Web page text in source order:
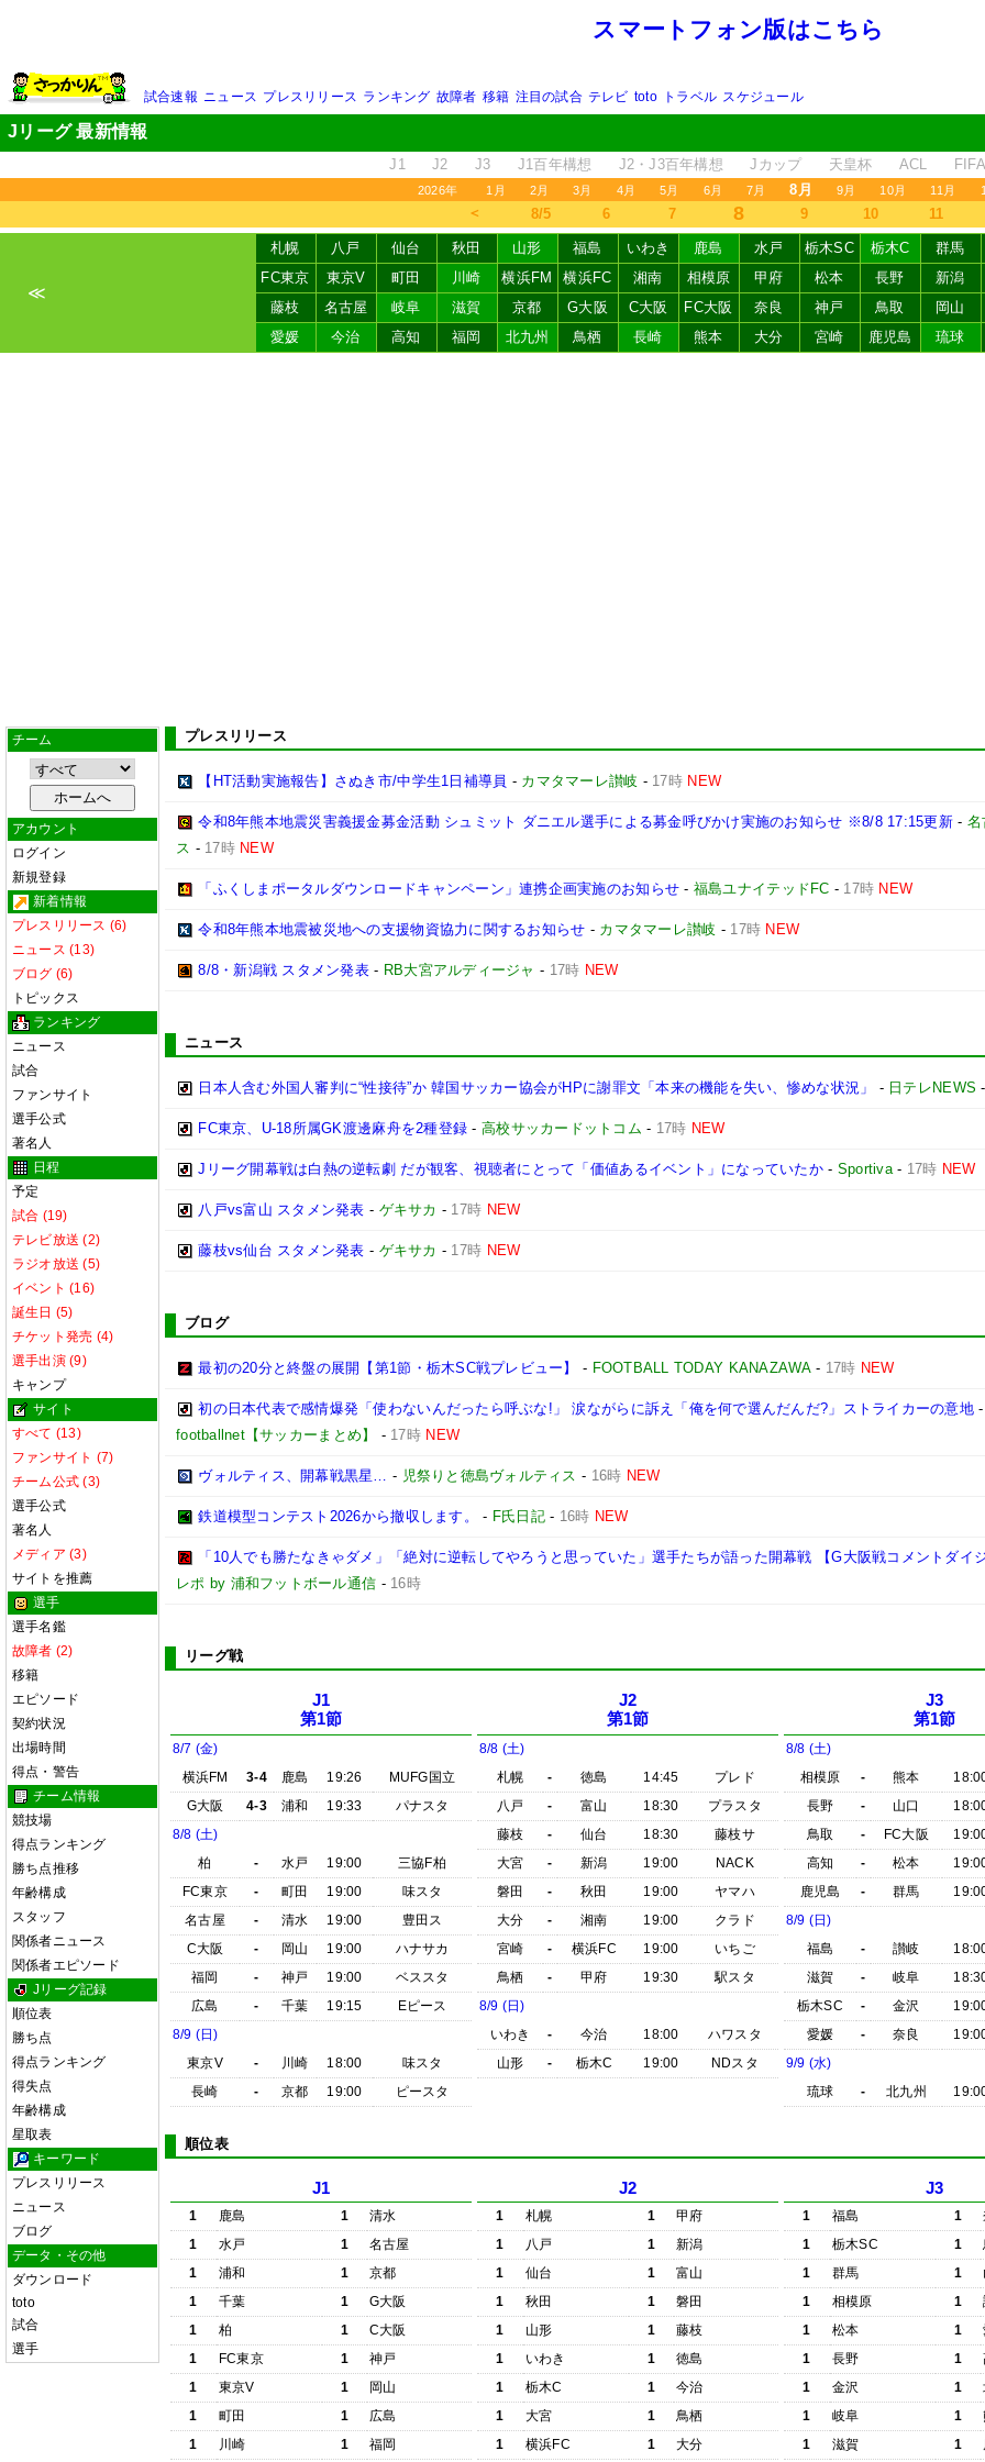
スマートフォン版はこちら
試合速報 ニュース プレスリリース ランキング 故障者 移籍 注目の試合 テレビ toto トラベル スケジュール
Jリーグ 最新情報
J1 J2 J3 J1百年構想 J2・J3百年構想 Jカップ 天皇杯 ACL
2026年 1月 2月 3月 4月 5月 6月 7月 8月 9月 10月 11月
＜ 8/5 6 7 8 9 10 11
≪
札幌 八戸 仙台 秋田 山形 福島 いわき 鹿島 水戸 栃木SC 栃木C 群馬
FC東京
東京V 町田 川崎 横浜FM 横浜FC 湘南 相模原 甲府 松本 長野 新潟
藤枝
名古屋 岐阜 滋賀 京都 G大阪 C大阪 FC大阪 奈良 神戸 鳥取 岡山
愛媛
今治 高知 福岡 北九州 鳥栖 長崎 熊本 大分 宮崎 鹿児島 琉球
チーム
アカウント
ログイン
新規登録
新着情報
プレスリリース (6)
ニュース (13)
ブログ (6)
トピックス
ランキング
ニュース
試合
ファンサイト
選手公式
著名人
日程
予定
試合 (19)
テレビ放送 (2)
ラジオ放送 (5)
イベント (16)
誕生日 (5)
チケット発売 (4)
選手出演 (9)
キャンプ
サイト
すべて (13)
ファンサイト (7)
チーム公式 (3)
選手公式
著名人
メディア (3)
サイトを推薦
選手
選手名鑑
故障者 (2)
移籍
エピソード
契約状況
出場時間
得点・警告
チーム情報
競技場
得点ランキング
勝ち点推移
年齢構成
スタッフ
関係者ニュース
関係者エピソード
Jリーグ記録
順位表
勝ち点
得点ランキング
得失点
年齢構成
星取表
キーワード
プレスリリース
ニュース
ブログ
データ・その他
ダウンロード
toto
試合
選手
プレスリリース
【HT活動実施報告】さぬき市/中学生1日補導員 - カマタマーレ讃岐 - 17時 NEW
令和8年熊本地震災害義援金募金活動 シュミット ダニエル選手による募金呼びかけ実施のお知らせ ※8/8 17:15更新 - 名
ス - 17時 NEW
「ふくしまポータルダウンロードキャンペーン」連携企画実施のお知らせ - 福島ユナイテッドFC - 17時 NEW
令和8年熊本地震被災地への支援物資協力に関するお知らせ - カマタマーレ讃岐 - 17時 NEW
8/8・新潟戦 スタメン発表 - RB大宮アルディージャ - 17時 NEW
ニュース
日本人含む外国人審判に“性接待”か 韓国サッカー協会がHPに謝罪文「本来の機能を失い、惨めな状況」 - 日テレNEWS -
FC東京、U-18所属GK渡邊麻舟を2種登録 - 高校サッカードットコム - 17時 NEW
Jリーグ開幕戦は白熱の逆転劇 だが観客、視聴者にとって「価値あるイベント」になっていたか - Sportiva- 17時 NEW
八戸vs富山 スタメン発表 - ゲキサカ - 17時 NEW
藤枝vs仙台 スタメン発表 - ゲキサカ - 17時 NEW
ブログ
最初の20分と終盤の展開【第1節・栃木SC戦プレビュー】 - FOOTBALL TODAY KANAZAWA- 17時 NEW
初の日本代表で感情爆発「使わないんだったら呼ぶな!」 涙ながらに訴え「俺を何で選んだんだ?」ストライカーの意地-
footballnet【サッカーまとめ】
- 17時 NEW
ヴォルティス、開幕戦黒星… - 児祭りと徳島ヴォルティス - 16時 NEW
鉄道模型コンテスト2026から撤収します。 - F氏日記- 16時 NEW
「10人でも勝たなきゃダメ」「絶対に逆転してやろうと思っていた」選手たちが語った開幕戦 【G大阪戦コメントダイジ
レポ by 浦和フットボール通信 - 16時
リーグ戦
J1
第1節
8/7 (金)
横浜FM
3-4 鹿島 19:26
MUFG国立
G大阪
4-3 浦和 19:33
パナスタ
8/8 (土)
柏
- 水戸 19:00
三協F柏
FC東京
- 町田 19:00
味スタ
名古屋
- 清水 19:00
豊田ス
C大阪
- 岡山 19:00
ハナサカ
福岡
- 神戸 19:00
ベススタ
広島
- 千葉 19:15
Eピース
8/9 (日)
東京V
- 川崎 18:00
味スタ
長崎
- 京都 19:00 ピースタ
J2
第1節
8/8 (土)
札幌
- 徳島 14:45
プレド
八戸
- 富山 18:30
プラスタ
藤枝
- 仙台 18:30
藤枝サ
大宮
- 新潟 19:00
NACK
磐田
- 秋田 19:00
ヤマハ
大分
- 湘南 19:00
クラド
宮崎
- 横浜FC 19:00
いちご
鳥栖
- 甲府 19:30
駅スタ
8/9 (日)
いわき
- 今治 18:00
ハワスタ
山形
- 栃木C 19:00 NDスタ
J3
第1節
8/8 (土)
相模原
- 熊本
長野
- 山口
鳥取
- FC大阪
高知
- 松本
鹿児島
- 群馬
8/9 (日)
福島
- 讃岐
滋賀
- 岐阜
栃木SC
- 金沢
愛媛
- 奈良
9/9 (水)
琉球
- 北九州
順位表
J1
1 鹿島 1
清水
1
水戸 1
名古屋
1
浦和 1
京都
1
千葉 1
G大阪
1
柏 1
C大阪
1
FC東京 1
神戸
1
東京V 1
岡山
1
町田 1
広島
1
川崎 1 福岡
J2
1 札幌 1
甲府
1
八戸 1
新潟
1
仙台 1
富山
1
秋田 1
磐田
1
山形 1
藤枝
1
いわき 1
徳島
1
栃木C 1
今治
1
大宮 1
鳥栖
1
横浜FC 1 大分
J3
1 福島 1
1
栃木SC 1
1
群馬 1
1
相模原 1
1
松本 1
1
長野 1
1
金沢 1
1
岐阜 1
1
滋賀 1